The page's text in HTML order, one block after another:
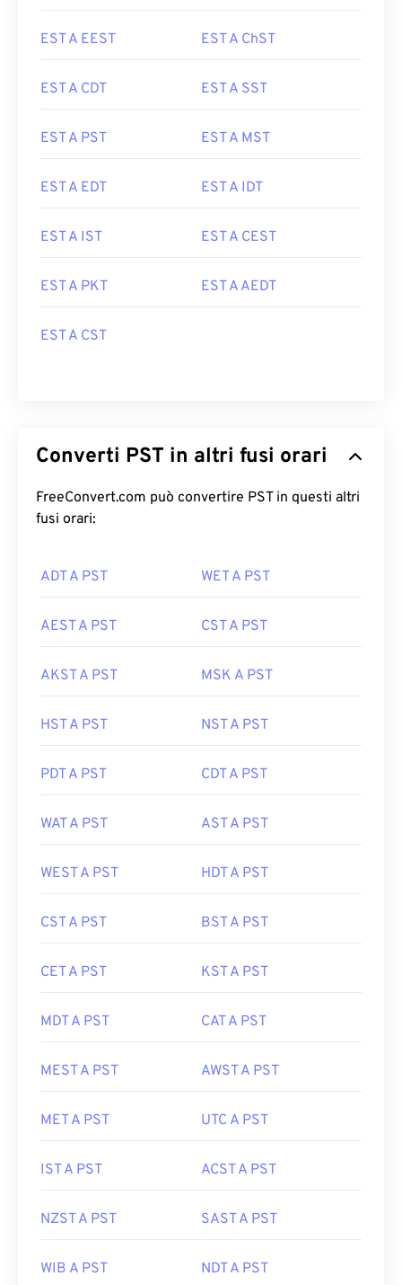
EST A EEST EST A ChST
EST A CDT EST A SST
EST A PST EST A MST
EST A EDT EST A IDT
EST A IST EST A CEST
EST A PKT EST A AEDT
EST A CST
Converti PST in altri fusi orari
FreeConvert.com può convertire PST in questi altri
fusi orari:
ADT A PST WET A PST
AEST A PST CST A PST
AKST A PST MSK A PST
HST A PST NST A PST
PDT A PST CDT A PST
WAT A PST AST A PST
WEST A PST HDT A PST
CST A PST BST A PST
CET A PST KST A PST
MDT A PST CAT A PST
MEST A PST AWST A PST
MET A PST UTC A PST
IST A PST ACST A PST
NZST A PST SAST A PST
WIB A PST NDT A PST